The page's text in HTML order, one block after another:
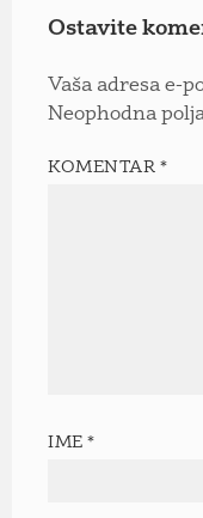
Ostavite
Vaša adresa e-
Neophodna
KOMENTAR*
IME*